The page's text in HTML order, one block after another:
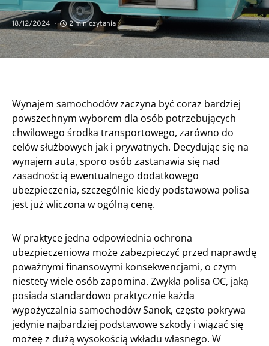
18/12/2024 2 min czytania
Wynajem samochodów zaczyna być coraz bardziej
powszechnym wyborem dla osób potrzebujących
chwilowego środka transportowego, zarówno do
celów służbowych jak i prywatnych. Decydując się na
wynajem auta, sporo osób zastanawia się nad
zasadnością ewentualnego dodatkowego
ubezpieczenia, szczególnie kiedy podstawowa polisa
jest już wliczona w ogólną cenę.
W praktyce jedna odpowiednia ochrona
ubezpieczeniowa może zabezpieczyć przed naprawdę
poważnymi finansowymi konsekwencjami, o czym
niestety wiele osób zapomina. Zwykła polisa OC, jaką
posiada standardowo praktycznie każda
wypożyczalnia samochodów Sanok, często pokrywa
jedynie najbardziej podstawowe szkody i wiązać się
możeę z dużą wysokością wkładu własnego. W